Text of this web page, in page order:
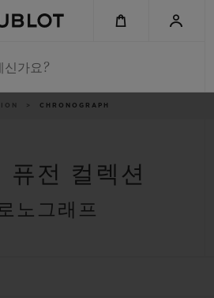
신가요?
CHRONOGRAPH
퓨전 컬렉션
노그래프